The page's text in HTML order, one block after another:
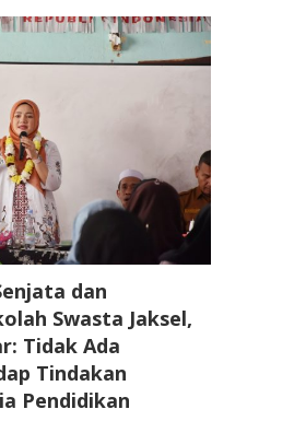
dan
Swasta Jaksel,
Tidak Ada
Tindakan
Pendidikan